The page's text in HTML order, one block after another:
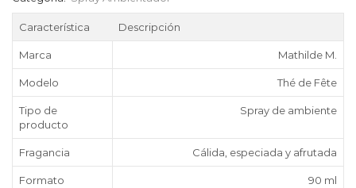
Característica Descripción
Marca Mathilde M.
Modelo Thé de Fête
Tipo de
producto
Spray de ambiente
Fragancia Cálida, especiada y afrutada
Formato 90 ml